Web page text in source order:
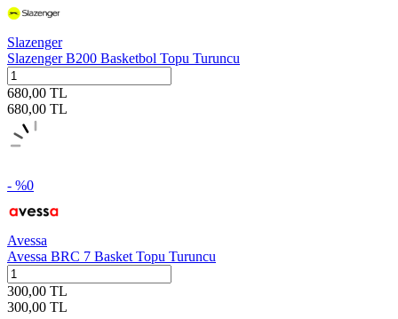
Slazenger
Slazenger B200 Basketbol Topu Turuncu
680,00 TL
680,00 TL
- %0
Avessa
Avessa BRC 7 Basket Topu Turuncu
300,00 TL
300,00 TL